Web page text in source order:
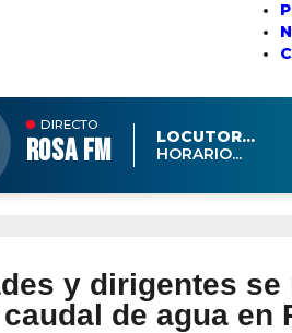
DIRECTO
ROSA FM
LOCUTOR...
HORARIO...
y dirigentes
de agua en